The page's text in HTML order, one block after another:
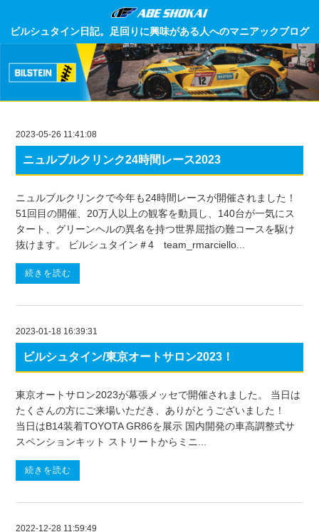
ビルシュタイン日記。足回りに興味がある人へのマニアックブログ
2023-05-26 11:41:08
ニュルブルクリンク24時間レース2023
ニュルブルクリンクで今年も24時間レースが開催されました！
51回目の開催、20万人以上の観客を動員し、140台が一気にス
タート、グリーンヘルの異名を持つ世界屈指の難コースを駆け
抜けます。 ビルシュタイン＃4 team_rmarciello...
続きを読む
2023-01-18 16:39:31
ビルシュタイン/東京オートサロン2023！
東京オートサロン2023が幕張メッセで開催されました。 当日は
たくさんの方にご来場いただき、ありがとうございました！
当日はB14装着TOYOTA GR86を展示 国内開発の車高調整式サ
スペンションキット ストリートからミニ...
続きを読む
2022-12-28 11:59:49